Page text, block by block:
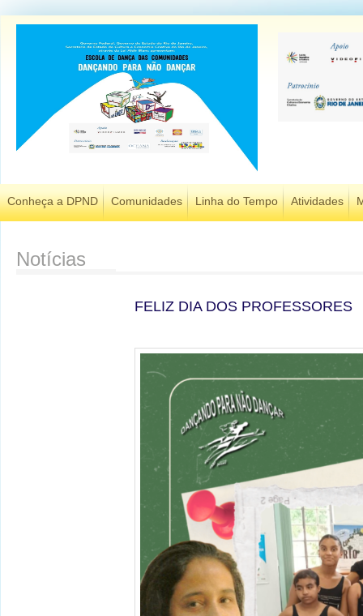
Conheça a DPND Comunidades Linha do Tempo Atividades
Notícias
FELIZ DIA DOS PROFESSORES